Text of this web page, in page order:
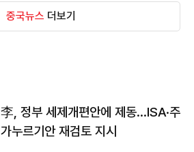
중국뉴스 더보기
李, 정부 세제개편안에 제동…ISA·주
가누르기안 재검토 지시